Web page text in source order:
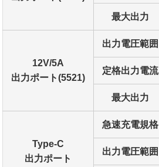
最大出力
12V/5A
出力ポート(5521)
出力電圧範囲
定格出力電流
最大出力
Type-C
出力ポート
急速充電規格
出力電圧範囲